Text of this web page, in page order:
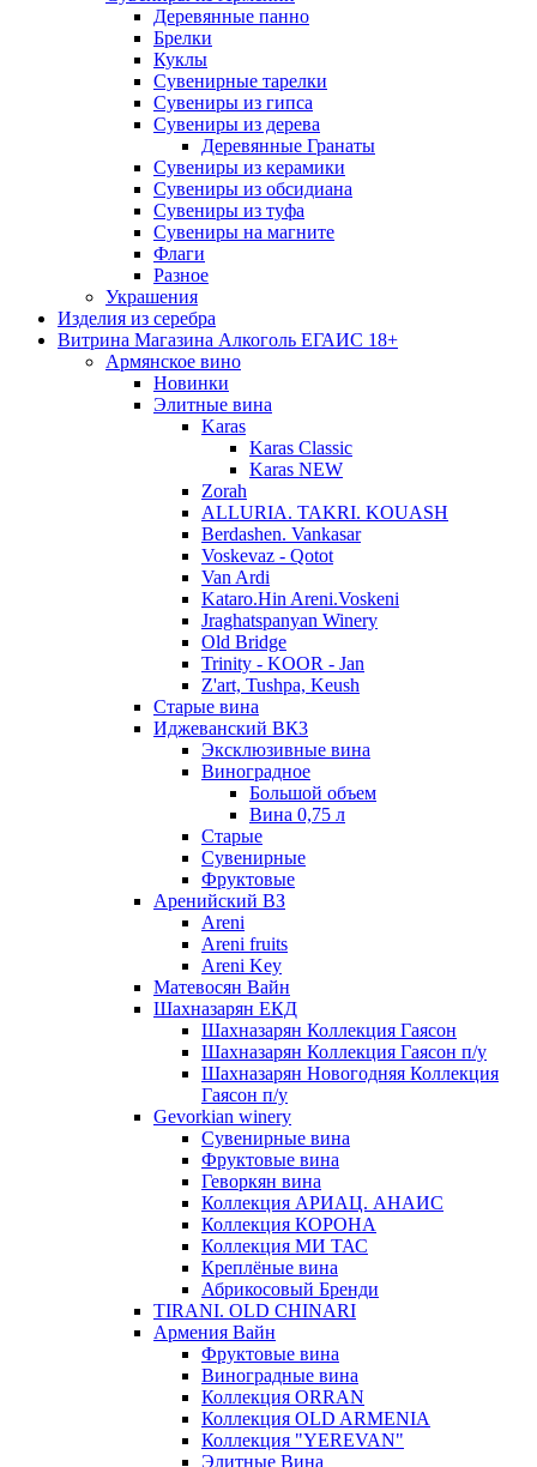
Деревянные панно
Брелки
Куклы
Сувенирные тарелки
Сувениры из гипса
Сувениры из дерева
Деревянные Гранаты
Сувениры из керамики
Сувениры из обсидиана
Сувениры из туфа
Сувениры на магните
Флаги
Разное
Украшения
Изделия из серебра
Витрина Магазина Алкоголь ЕГАИС 18+
Армянское вино
Новинки
Элитные вина
Karas
Karas Classic
Karas NEW
Zorah
ALLURIA. TAKRI. KOUASH
Berdashen. Vankasar
Voskevaz - Qotot
Van Ardi
Kataro.Hin Areni.Voskeni
Jraghatspanyan Winery
Old Bridge
Trinity - KOOR - Jan
Z'art, Tushpa, Keush
Старые вина
Иджеванский ВК3
Эксклюзивные вина
Виноградное
Большой объем
Вина 0,75 л
Старые
Сувенирные
Фруктовые
Аренийский ВЗ
Areni
Areni fruits
Areni Key
Матевосян Вайн
Шахназарян ЕКД
Шахназарян Коллекция Гаясон
Шахназарян Коллекция Гаясон п/у
Шахназарян Новогодняя Коллекция
Гаясон п/у
Gevorkian winery
Сувенирные вина
Фруктовые вина
Геворкян вина
Коллекция АРИАЦ. АНАИС
Коллекция КОРОНА
Коллекция МИ ТАС
Креплёные вина
Абрикосовый Бренди
TIRANI. OLD CHINARI
Армения Вайн
Фруктовые вина
Виноградные вина
Коллекция ORRAN
Коллекция OLD ARMENIA
Коллекция "YEREVAN"
Элитные Вина